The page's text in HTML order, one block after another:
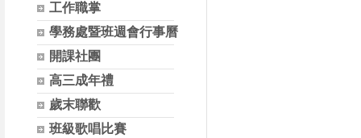
工作職掌
學務處暨班週會行事曆
開課社團
高三成年禮
歲末聯歡
班級歌唱比賽